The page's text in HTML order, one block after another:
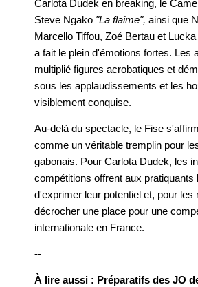
Carlota Dudek en breaking, le
Steve Ngako "La flaime", ainsi que
Marcello Tiffou, Zoé Bertau et
a fait le plein d'émotions fortes. Les
multiplié figures acrobatiques et
sous les applaudissements et les
visiblement conquise.
Au-delà du spectacle, le Fise
comme un véritable tremplin pour
gabonais. Pour Carlota Dudek, les
compétitions offrent aux pratiquants
d'exprimer leur potentiel et, pour les
décrocher une place pour une
internationale en France.
--
À lire aussi : Préparatifs des JO